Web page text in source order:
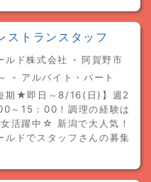
ストランスタッフ
ルド株式会社 - 阿賀野市
- アルバイト・パート
期★即日～8/16(日)】週2
～15：00！調理の経験は
活躍中☆ 新潟で大人気！
ルドでスタッフさんの募集